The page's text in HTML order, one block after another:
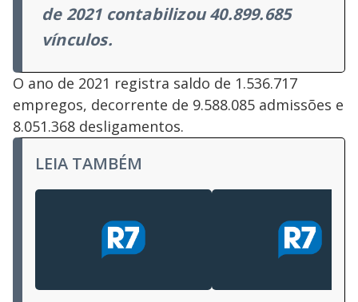
de 2021 contabilizou 40.899.685
vínculos.
O ano de 2021 registra saldo de 1.536.717
empregos, decorrente de 9.588.085 admissões e
8.051.368 desligamentos.
LEIA TAMBÉM